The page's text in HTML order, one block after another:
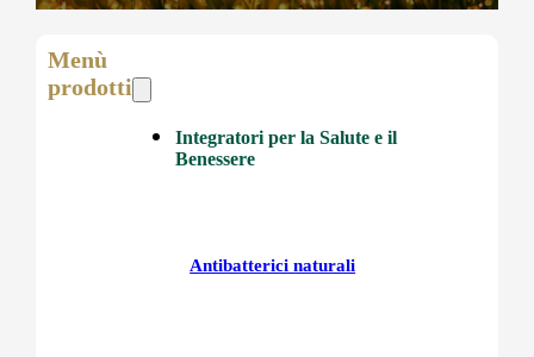
Menù
prodotti
Integratori per la Salute e il
Benessere
Antibatterici naturali